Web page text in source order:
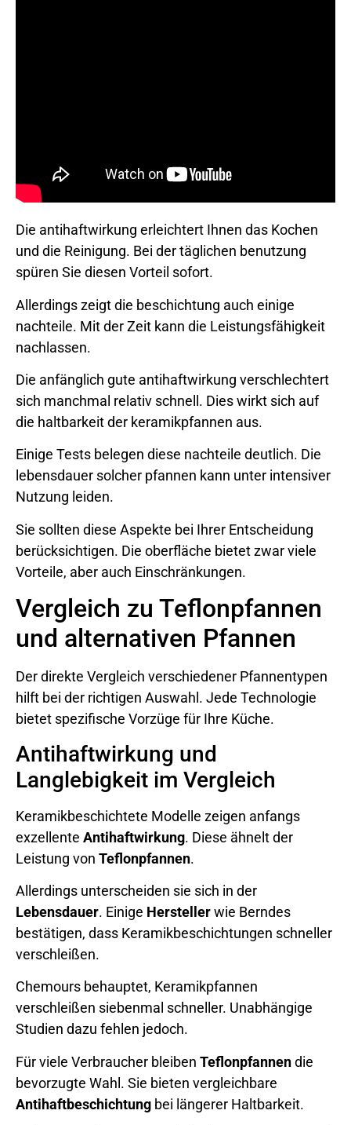
Die antihaftwirkung erleichtert Ihnen das Kochen
und die Reinigung. Bei der täglichen benutzung
spüren Sie diesen Vorteil sofort.
Allerdings zeigt die beschichtung auch einige
nachteile. Mit der Zeit kann die Leistungsfähigkeit
nachlassen.
Die anfänglich gute antihaftwirkung verschlechtert
sich manchmal relativ schnell. Dies wirkt sich auf
die haltbarkeit der keramikpfannen aus.
Einige Tests belegen diese nachteile deutlich. Die
lebensdauer solcher pfannen kann unter intensiver
Nutzung leiden.
Sie sollten diese Aspekte bei Ihrer Entscheidung
berücksichtigen. Die oberfläche bietet zwar viele
Vorteile, aber auch Einschränkungen.
Vergleich zu Teflonpfannen
und alternativen Pfannen
Der direkte Vergleich verschiedener Pfannentypen
hilft bei der richtigen Auswahl. Jede Technologie
bietet spezifische Vorzüge für Ihre Küche.
Antihaftwirkung und
Langlebigkeit im Vergleich
Keramikbeschichtete Modelle zeigen anfangs
exzellente Antihaftwirkung. Diese ähnelt der
Leistung von Teflonpfannen.
Allerdings unterscheiden sie sich in der
Lebensdauer. Einige Herstellerwie Berndes
bestätigen, dass Keramikbeschichtungen schneller
verschleißen.
Chemours behauptet, Keramikpfannen
verschleißen siebenmal schneller. Unabhängige
Studien dazu fehlen jedoch.
Für viele Verbraucher bleiben Teflonpfannendie
bevorzugte Wahl. Sie bieten vergleichbare
Antihaftbeschichtung bei längerer Haltbarkeit.